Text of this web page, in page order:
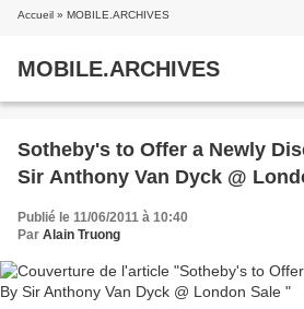
Accueil » MOBILE.ARCHIVES
MOBILE.ARCHIVES
Sotheby's to Offer a Newly
Sir Anthony Van Dyck @
Publié le 11/06/2011 à 10:40
Par Alain Truong